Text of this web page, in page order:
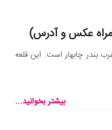
عکس و آدرس)
بندر چابهار است. این قلعه
بیشتر بخوانید...